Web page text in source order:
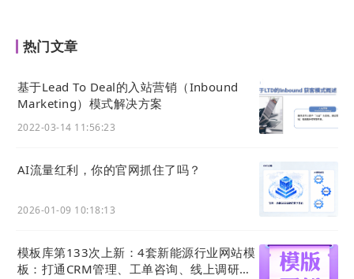
热门文章
基于Lead To Deal的入站营销（Inbound
Marketing）模式解决方案
2022-03-14 11:56:23
AI流量红利，你的官网抓住了吗？
2026-01-09 10:18:13
模板库第133次上新：4套新能源行业网站模
板：打通CRM管理、工单咨询、线上调研表